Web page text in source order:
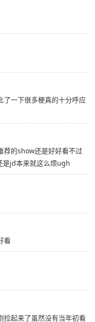
了一下很多梗真的十分呼应
荐的show还是好好看不过
是jd本来就这么烦ugh
看
捡起来了虽然没有当年初看